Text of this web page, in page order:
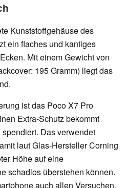
Kunststoffgehäuse des
ein flaches und kantiges
Mit einem Gewicht von
195 Gramm) liegt das
ist das Poco X7 Pro
Extra-Schutz bekommt
Das verwendet
laut Glas-Hersteller Corning
Höhe auf eine
schadlos überstehen können.
auch allen Versuchen,